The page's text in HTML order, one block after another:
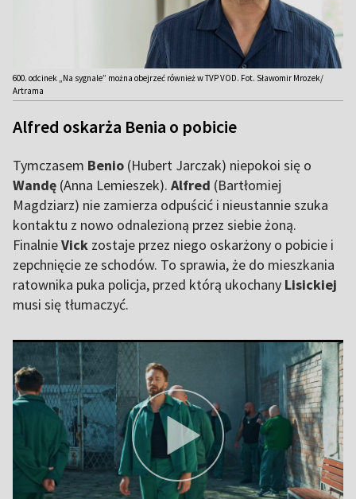
600. odcinek „Na sygnale” można obejrzeć również w TVP VOD. Fot. Sławomir Mrozek/
Artrama
Alfred oskarża Benia o pobicie
Tymczasem Benio (Hubert Jarczak) niepokoi się o
Wandę (Anna Lemieszek). Alfred (Bartłomiej
Magdziarz) nie zamierza odpuścić i nieustannie szuka
kontaktu z nowo odnalezioną przez siebie żoną.
FinalnieVick zostaje przez niego oskarżony o pobicie i
zepchnięcie ze schodów. To sprawia, że do mieszkania
ratownika puka policja, przed którą ukochany Lisickiej
musi się tłumaczyć.